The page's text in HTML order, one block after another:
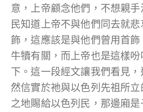
意，上帝顧念他們，不想親
民知道上帝不與他們同去就
飾，這應該是與他們曾用首
牛犢有關，而上帝也是這樣
下。這一段經文讓我們看見
然信實於祂與以色列先祖所
之地賜給以色列民，那邊廂